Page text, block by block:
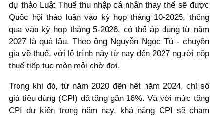
dự thảo Luật Thuế thu nhập cá nhân thay thế sẽ được
Quốc hội thảo luận vào kỳ họp tháng 10-2025, thông
qua vào kỳ họp tháng 5-2026, có thể áp dụng từ năm
2027 là quá lâu. Theo ông Nguyễn Ngọc Tú - chuyên
gia về thuế, với lộ trình này từ nay đến 2027 người nộp
thuế tiếp tục mòn mỏi chờ đợi.
Trong khi đó, từ năm 2020 đến hết năm 2024, chỉ số
giá tiêu dùng (CPI) đã tăng gần 16%. Và với mức tăng
CPI dự kiến trong năm nay, khả năng CPI sẽ chạm